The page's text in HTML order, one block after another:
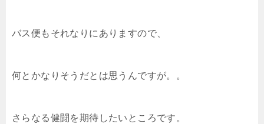
バス便もそれなりにありますので、
何とかなりそうだとは思うんですが。。
さらなる健闘を期待したいところです。